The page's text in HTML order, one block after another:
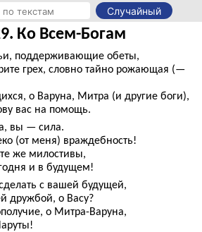
Случайный
Ко Всем-Богам
поддерживающие обеты,
грех, словно тайно рожающая (—
о Варуна, Митра (и другие боги),
вас на помощь.
вы — сила.
(от меня) враждебность!
же милостивы,
и в будущем!
с вашей будущей,
дружбой, о Васу?
о Митра-Варуна,